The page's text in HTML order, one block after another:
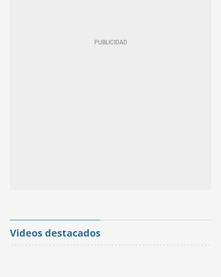
Videos destacados